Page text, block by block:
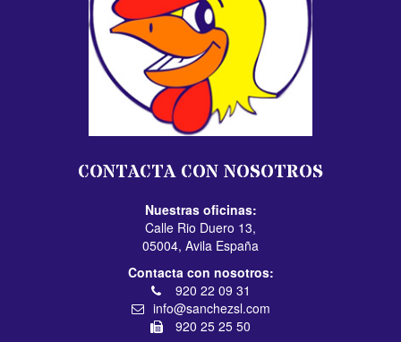
CONTACTA CON NOSOTROS
Nuestras oficinas:
Calle Rio Duero 13,
05004, Avila España
Contacta con nosotros:
920 22 09 31
info@sanchezsl.com
920 25 25 50